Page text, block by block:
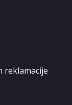
reklamacije